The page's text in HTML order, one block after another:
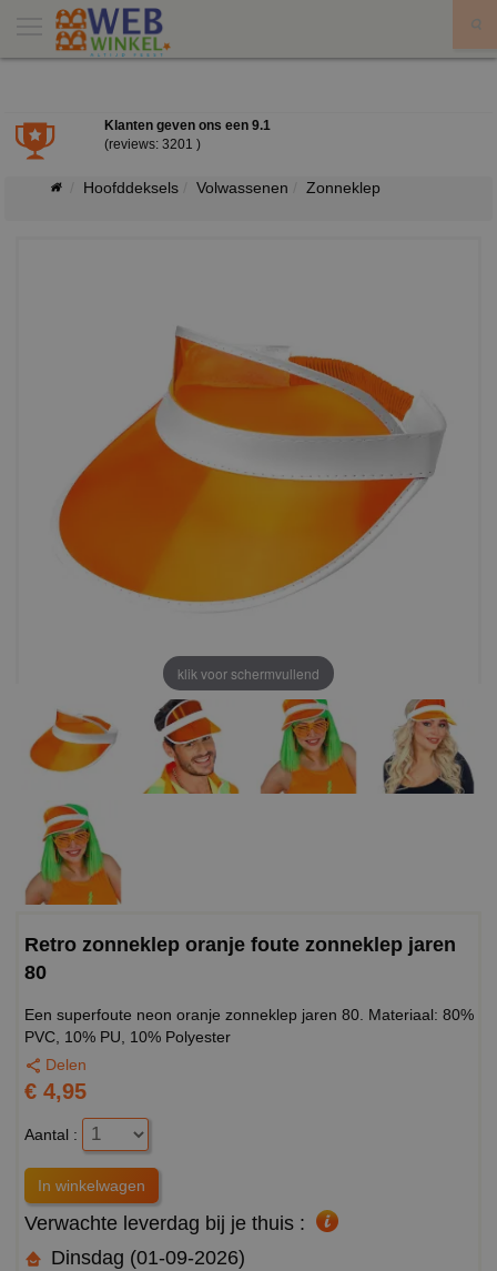
Klanten geven ons een 9.1
(reviews: 3201 )
Hoofddeksels Volwassenen Zonneklep
klik voor schermvullend
Retro zonneklep oranje foute zonneklep jaren
80
Een superfoute neon oranje zonneklep jaren 80. Materiaal: 80%
PVC, 10% PU, 10% Polyester
Delen
€ 4,95
Aantal :
Verwachte leverdag bij je thuis :
Dinsdag (01-09-2026)